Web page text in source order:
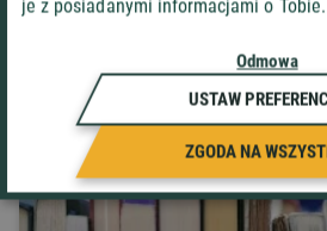
je z posiadanymi informacjami o Tobie.
Odmowa
USTAW
ZGODA NA
SAMOCHODY